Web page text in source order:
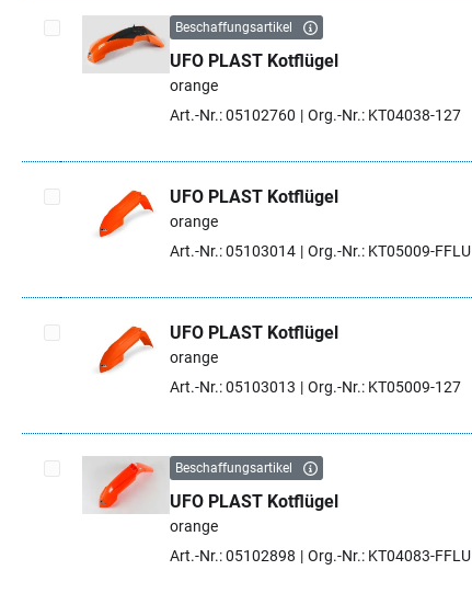
Artikel auswählen
Beschaffungsartikel
UFO PLAST Kotflügel
orange
Art.-Nr.: 05102760
Org.-Nr.: KT04038-127
Artikel auswählen
UFO PLAST Kotflügel
orange
Art.-Nr.: 05103014
Org.-Nr.: KT05009-FFLU
Artikel auswählen
UFO PLAST Kotflügel
orange
Art.-Nr.: 05103013
Org.-Nr.: KT05009-127
Artikel auswählen
Beschaffungsartikel
UFO PLAST Kotflügel
orange
Art.-Nr.: 05102898
Org.-Nr.: KT04083-FFLU